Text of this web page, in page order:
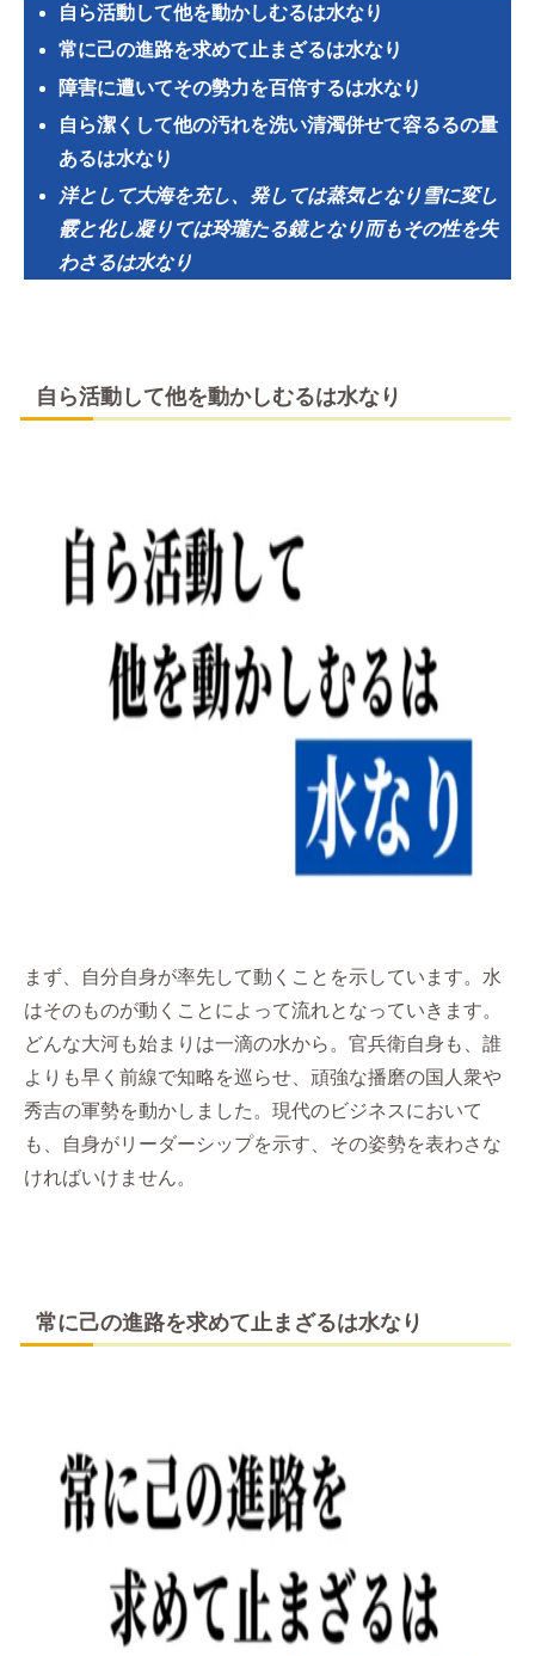
自ら活動して他を動かしむるは水なり
常に己の進路を求めて止まざるは水なり
障害に遭いてその勢力を百倍するは水なり
自ら潔くして他の汚れを洗い清濁併せて容るるの量
あるは水なり
洋として大海を充し、発しては蒸気となり雪に変し
霰と化し凝りては玲瓏たる鏡となり而もその性を失
わさるは水なり
自ら活動して他を動かしむるは水なり
まず、自分自身が率先して動くことを示しています。水
はそのものが動くことによって流れとなっていきます。
どんな大河も始まりは一滴の水から。官兵衛自身も、誰
よりも早く前線で知略を巡らせ、頑強な播磨の国人衆や
秀吉の軍勢を動かしました。現代のビジネスにおいて
も、自身がリーダーシップを示す、その姿勢を表わさな
ければいけません。
常に己の進路を求めて止まざるは水なり